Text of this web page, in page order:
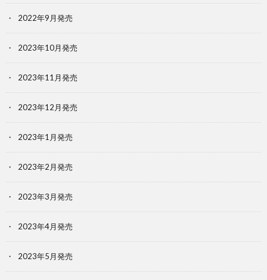
2022年9月発売
2023年10月発売
2023年11月発売
2023年12月発売
2023年1月発売
2023年2月発売
2023年3月発売
2023年4月発売
2023年5月発売